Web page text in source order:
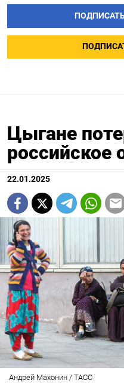
Цыгане
российское
22.01.2025
Андрей Махонин / ТАСС